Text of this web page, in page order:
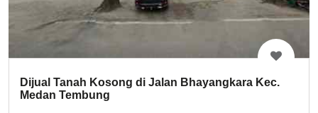
Dijual Tanah Kosong di Jalan Bhayangkara Kec.
Medan Tembung